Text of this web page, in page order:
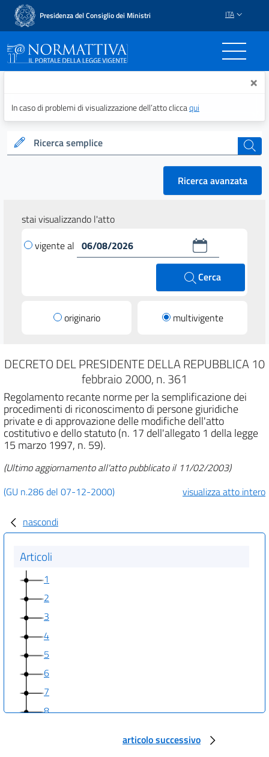
Presidenza del Consiglio dei Ministri ITA
Normattiva - Il portale ×
In caso di problemi di visualizzazione dell’atto cliccaqui
Ricerca semplice cerca
Ricerca avanzata
stai visualizzando l'atto
vigente al
Cerca
originario multivigente
DECRETO DEL PRESIDENTE DELLA REPUBBLICA 10
febbraio 2000, n. 361
Regolamento recante norme per la semplificazione dei
procedimenti di riconoscimento di persone giuridiche
private e di approvazione delle modifiche dell'atto
costitutivo e dello statuto (n. 17 dell'allegato 1 della legge
15 marzo 1997, n. 59).
(Ultimo aggiornamento all'atto pubblicato il 11/02/2003)
(GU n.286 del 07-12-2000)
visualizza atto intero
nascondi
Articoli
1
2
3
4
5
6
7
8
articolo successivo